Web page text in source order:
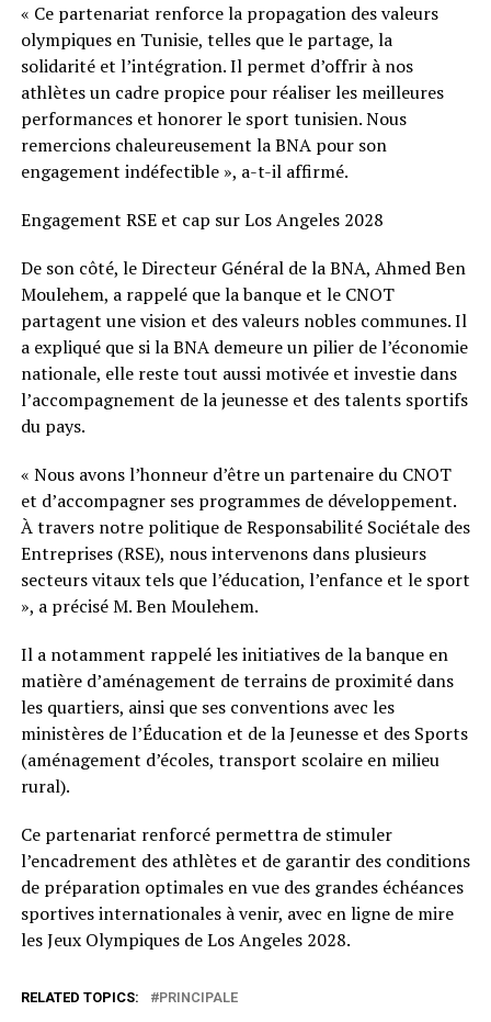
« Ce partenariat renforce la propagation des valeurs
olympiques en Tunisie, telles que le partage, la
solidarité et l’intégration. Il permet d’offrir à nos
athlètes un cadre propice pour réaliser les meilleures
performances et honorer le sport tunisien. Nous
remercions chaleureusement la BNA pour son
engagement indéfectible », a-t-il affirmé.
Engagement RSE et cap sur Los Angeles 2028
De son côté, le Directeur Général de la BNA, Ahmed Ben
Moulehem, a rappelé que la banque et le CNOT
partagent une vision et des valeurs nobles communes. Il
a expliqué que si la BNA demeure un pilier de l’économie
nationale, elle reste tout aussi motivée et investie dans
l’accompagnement de la jeunesse et des talents sportifs
du pays.
« Nous avons l’honneur d’être un partenaire du CNOT
et d’accompagner ses programmes de développement.
À travers notre politique de Responsabilité Sociétale des
Entreprises (RSE), nous intervenons dans plusieurs
secteurs vitaux tels que l’éducation, l’enfance et le sport
», a précisé M. Ben Moulehem.
Il a notamment rappelé les initiatives de la banque en
matière d’aménagement de terrains de proximité dans
les quartiers, ainsi que ses conventions avec les
ministères de l’Éducation et de la Jeunesse et des Sports
(aménagement d’écoles, transport scolaire en milieu
rural).
Ce partenariat renforcé permettra de stimuler
l’encadrement des athlètes et de garantir des conditions
de préparation optimales en vue des grandes échéances
sportives internationales à venir, avec en ligne de mire
les Jeux Olympiques de Los Angeles 2028.
RELATED TOPICS: PRINCIPALE